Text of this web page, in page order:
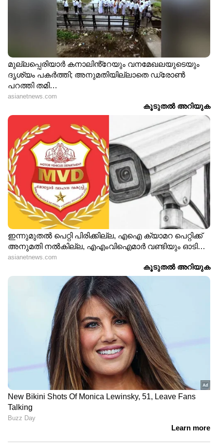
പലിശ 25 ശതമാനത്തിന് മുകളിലുള്ള
ആപ്പുകളെ സൂക്ഷിക്കണം. ആപ്പ് ഡൗണ്‍ലോഡ്
ചെയ്യുന്നതിന് മുമ്പ് അത് റിസര്‍വ് ബാങ്ക്
അംഗീകാരമുള്ള ബാങ്കുകളോ
എന്‍ബിഎഫ്‌സികളോ നടത്തുന്നതാണോ എന്ന്
പരിശോധിക്കേണ്ടത് അത്യാവശ്യമാണ്.
ബാങ്കുകള്‍ സാധാരണയായി 10 മുതല്‍ 20
ശതമാനം വരെ പലിശ ഈടാക്കുമ്പോള്‍,
ഡിജിറ്റല്‍ ലോണ്‍ ഉപയോഗിക്കുന്നവരില്‍ 45
ശതമാനം പേരും 25 ശതമാനത്തിലധികം
വാര്‍ഷിക പലിശയാണ് നല്‍കുന്നതെന്ന്
സര്‍വേകള്‍ വ്യക്തമാക്കുന്നു. ചില നിയമവിരുദ്ധ
ആപ്പുകള്‍ നൂറുകണക്കിന് ശതമാനം വരെ
പലിശ ഈടാക്കുന്നുണ്ട്. ഇത് തിരിച്ചടവ്
അസാധ്യമാക്കുന്നു. ഒളിഞ്ഞിരിക്കുന്ന
പ്രോസസിംഗ് ചാര്‍ജുകളും വ്യക്തതയില്ലാത്ത
നിബന്ധനകളും സ്ഥിതിഗതികള്‍ കൂടുതല്‍